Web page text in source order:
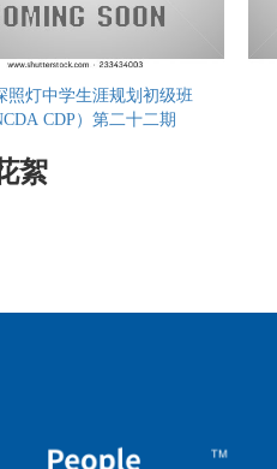
照灯中学生涯规划初级班
CDP）第二十二期
絮